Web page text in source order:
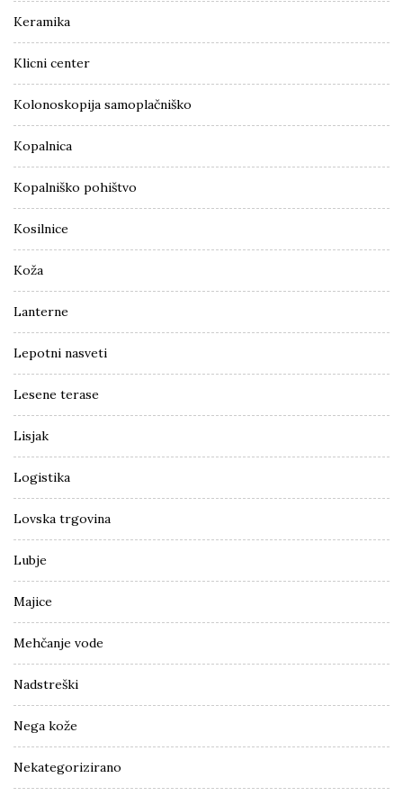
Keramika
Klicni center
Kolonoskopija samoplačniško
Kopalnica
Kopalniško pohištvo
Kosilnice
Koža
Lanterne
Lepotni nasveti
Lesene terase
Lisjak
Logistika
Lovska trgovina
Lubje
Majice
Mehčanje vode
Nadstreški
Nega kože
Nekategorizirano